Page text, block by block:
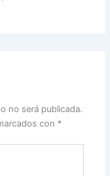
no será publicada.
con *